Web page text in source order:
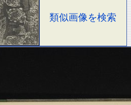
類似画像を検索